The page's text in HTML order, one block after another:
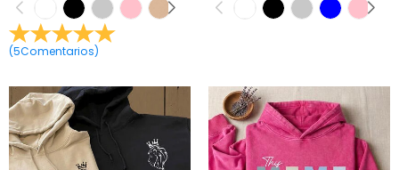
(5Comentarios)